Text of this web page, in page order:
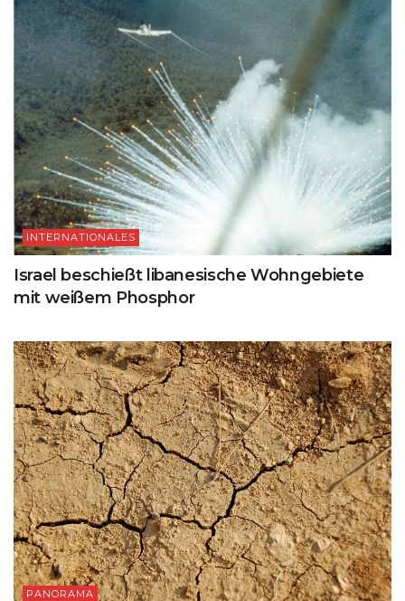
INTERNATIONALES
Israel beschießt libanesische Wohngebiete
mit weißem Phosphor
PANORAMA